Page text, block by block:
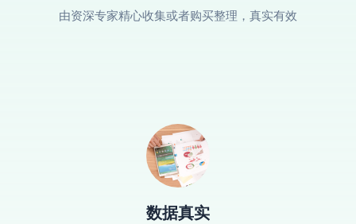
由资深专家精心收集或者购买整理，真实有效
数据真实